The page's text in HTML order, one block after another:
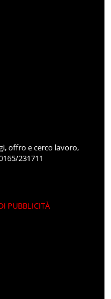
offro e cerco lavoro,
231711
PUBBLICITÀ